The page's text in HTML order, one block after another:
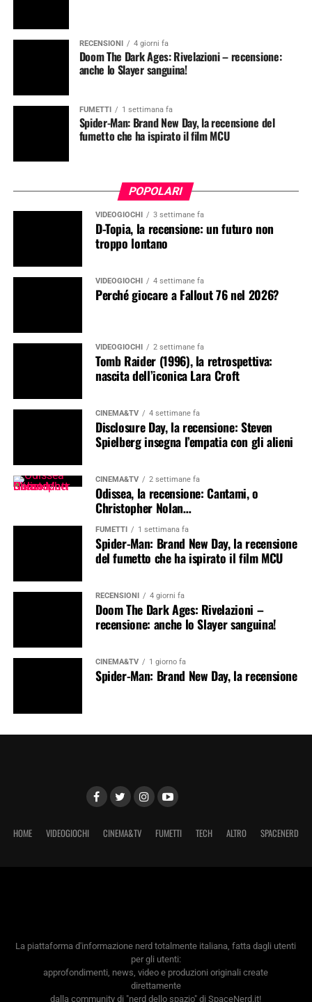
RECENSIONI 4 giorni fa
Doom The Dark Ages: Rivelazioni – recensione:
anche lo Slayer sanguina!
FUMETTI 1 settimana fa
Spider-Man: Brand New Day, la recensione del
fumetto che ha ispirato il film MCU
POPOLARI
VIDEOGIOCHI 3 settimane fa
D-Topia, la recensione: un futuro non
troppo lontano
VIDEOGIOCHI 4 settimane fa
Perché giocare a Fallout 76 nel 2026?
VIDEOGIOCHI 2 settimane fa
Tomb Raider (1996), la retrospettiva:
nascita dell’iconica Lara Croft
CINEMA&TV 4 settimane fa
Disclosure Day, la recensione: Steven
Spielberg insegna l’empatia con gli alieni
CINEMA&TV 2 settimane fa
Odissea, la recensione: Cantami, o
Christopher Nolan…
FUMETTI 1 settimana fa
Spider-Man: Brand New Day, la recensione
del fumetto che ha ispirato il film MCU
RECENSIONI 4 giorni fa
Doom The Dark Ages: Rivelazioni –
recensione: anche lo Slayer sanguina!
CINEMA&TV 1 giorno fa
Spider-Man: Brand New Day, la recensione
HOME VIDEOGIOCHI CINEMA&TV FUMETTI TECH ALTRO SPACENERD
La piattaforma d'informazione nerd totalmente italiana, fatta dagli utenti
per gli utenti:
approfondimenti, news, video e produzioni originali create
direttamente
dalla community di "nerd dello spazio" di SpaceNerd.it!